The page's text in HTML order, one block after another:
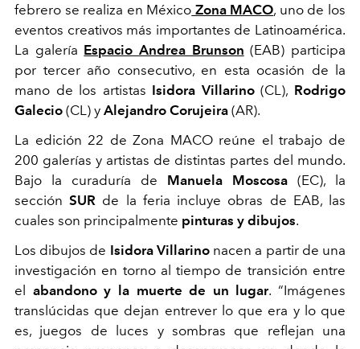
febrero se realiza en México Zona MACO, uno de los
eventos creativos más importantes de Latinoamérica.
La galería Espacio Andrea Brunson (EAB) participa
por tercer año consecutivo, en esta ocasión de la
mano de los artistas Isidora Villarino(CL), Rodrigo
Galecio (CL) y Alejandro Corujeira (AR).
La edición 22 de Zona MACO reúne el trabajo de
200 galerías y artistas de distintas partes del mundo.
Bajo la curaduría de Manuela Moscosa (EC), la
secciónSUR de la feria incluye obras de EAB, las
cuales son principalmente pinturas y dibujos.
Los dibujos de Isidora Villarinonacen a partir de una
investigación en torno al tiempo de transición entre
el abandono y la muerte de un lugar. “Imágenes
translúcidas que dejan entrever lo que era y lo que
es, juegos de luces y sombras que reflejan una